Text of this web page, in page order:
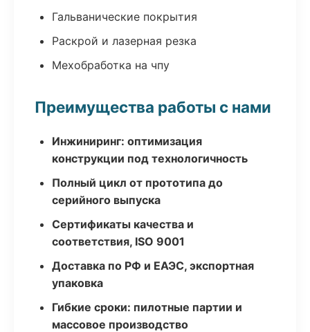
Гальванические покрытия
Раскрой и лазерная резка
Мехобработка на чпу
Преимущества работы с нами
Инжиниринг: оптимизация
конструкции под технологичность
Полный цикл от прототипа до
серийного выпуска
Сертификаты качества и
соответствия, ISO 9001
Доставка по РФ и ЕАЭС, экспортная
упаковка
Гибкие сроки: пилотные партии и
массовое производство